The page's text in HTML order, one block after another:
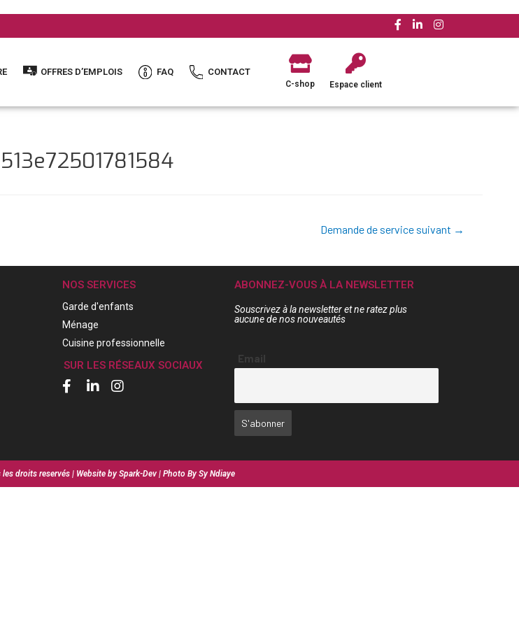
OFFRES D’EMPLOIS FAQ CONTACT
C-shop Espace client
Demande de service suivant →
NOS SERVICES
Garde d'enfants
Ménage
Cuisine professionnelle
SUR LES RÉSEAUX SOCIAUX
ABONNEZ-VOUS À LA NEWSLETTER
Souscrivez à la newsletter et ne ratez plus
aucune de nos nouveautés
Email
droits reservés | Website by Spark-Dev | Photo By Sy Ndiaye